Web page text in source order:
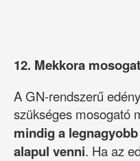
12. Mekkora
A GN-rendszerű
szükséges mosogató
mindig a
alapul venni. Ha az